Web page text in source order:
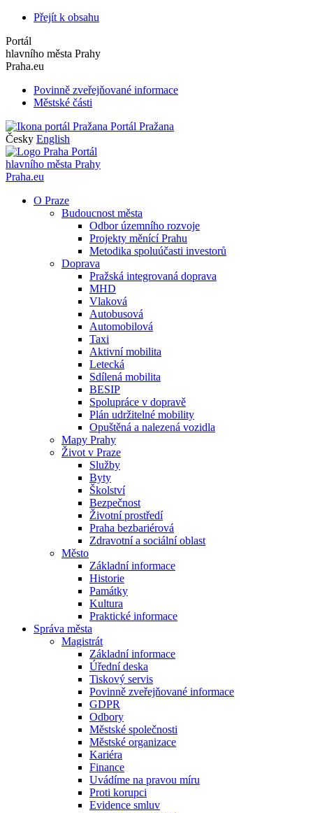
Přejít k obsahu
Portál
hlavního města Prahy
Praha.eu
Povinně zveřejňované informace
Městské části
Portál Pražana
Česky English
Portál
hlavního města Prahy
Praha.eu
O Praze
Budoucnost města
Odbor územního rozvoje
Projekty měnící Prahu
Metodika spoluúčasti investorů
Doprava
Pražská integrovaná doprava
MHD
Vlaková
Autobusová
Automobilová
Taxi
Aktivní mobilita
Letecká
Sdílená mobilita
BESIP
Spolupráce v dopravě
Plán udržitelné mobility
Opuštěná a nalezená vozidla
Mapy Prahy
Život v Praze
Služby
Byty
Školství
Bezpečnost
Životní prostředí
Praha bezbariérová
Zdravotní a sociální oblast
Město
Základní informace
Historie
Památky
Kultura
Praktické informace
Správa města
Magistrát
Základní informace
Úřední deska
Tiskový servis
Povinně zveřejňované informace
GDPR
Odbory
Městské společnosti
Městské organizace
Kariéra
Finance
Uvádíme na pravou míru
Proti korupci
Evidence smluv